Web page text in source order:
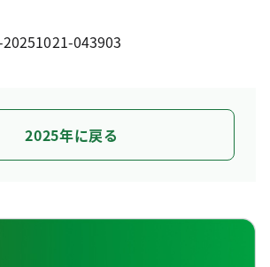
043903
2025年に戻る